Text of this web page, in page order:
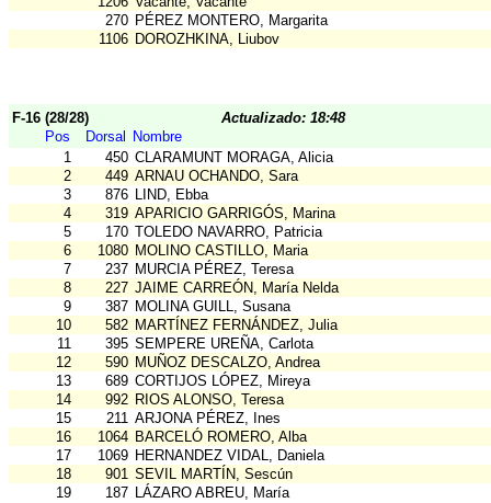
270 PÉREZ MONTERO, Margarita
1106 DOROZHKINA, Liubov
F-16 (28/28)
Actualizado: 18:48
Pos
Dorsal
Nombre
1
450 CLARAMUNT MORAGA, Alicia
2
449 ARNAU OCHANDO, Sara
3
876 LIND, Ebba
4
319 APARICIO GARRIGÓS, Marina
5
170 TOLEDO NAVARRO, Patricia
6
1080 MOLINO CASTILLO, Maria
7
237 MURCIA PÉREZ, Teresa
8
227 JAIME CARREÓN, María Nelda
9
387 MOLINA GUILL, Susana
10
582 MARTÍNEZ FERNÁNDEZ, Julia
11
395 SEMPERE UREÑA, Carlota
12
590 MUÑOZ DESCALZO, Andrea
13
689 CORTIJOS LÓPEZ, Mireya
14
992 RIOS ALONSO, Teresa
15
211 ARJONA PÉREZ, Ines
16
1064 BARCELÓ ROMERO, Alba
17
1069 HERNANDEZ VIDAL, Daniela
18
901 SEVIL MARTÍN, Sescún
19
187 LÁZARO ABREU, María